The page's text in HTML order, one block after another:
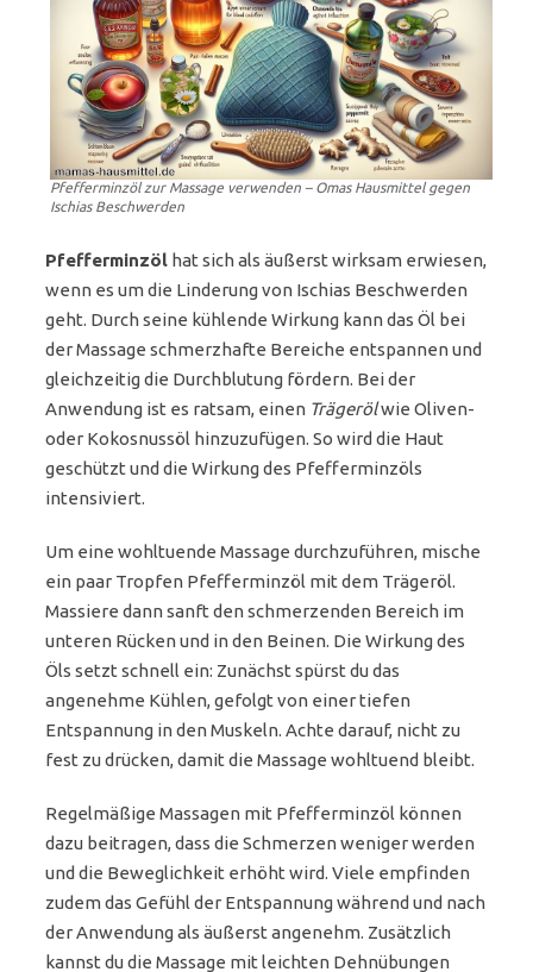
Pfefferminzöl zur Massage verwenden – Omas Hausmittel gegen
Ischias Beschwerden
Pfefferminzöl hat sich als äußerst wirksam erwiesen,
wenn es um die Linderung von Ischias Beschwerden
geht. Durch seine kühlende Wirkung kann das Öl bei
der Massage schmerzhafte Bereiche entspannen und
gleichzeitig die Durchblutung fördern. Bei der
Anwendung ist es ratsam, einen Trägerölwie Oliven-
oder Kokosnussöl hinzuzufügen. So wird die Haut
geschützt und die Wirkung des Pfefferminzöls
intensiviert.
Um eine wohltuende Massage durchzuführen, mische
ein paar Tropfen Pfefferminzöl mit dem Trägeröl.
Massiere dann sanft den schmerzenden Bereich im
unteren Rücken und in den Beinen. Die Wirkung des
Öls setzt schnell ein: Zunächst spürst du das
angenehme Kühlen, gefolgt von einer tiefen
Entspannung in den Muskeln. Achte darauf, nicht zu
fest zu drücken, damit die Massage wohltuend bleibt.
Regelmäßige Massagen mit Pfefferminzöl können
dazu beitragen, dass die Schmerzen weniger werden
und die Beweglichkeit erhöht wird. Viele empfinden
zudem das Gefühl der Entspannung während und nach
der Anwendung als äußerst angenehm. Zusätzlich
kannst du die Massage mit leichten Dehnübungen